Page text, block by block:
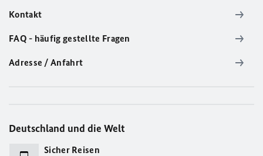
Kontakt
FAQ - häufig gestellte Fragen
Adresse / Anfahrt
Deutschland und die Welt
Sicher Reisen